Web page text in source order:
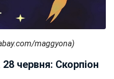
maggyona)
червня: Скорпіон